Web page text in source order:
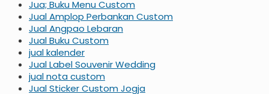
Jua; Buku Menu Custom
Jual Amplop Perbankan Custom
Jual Angpao Lebaran
Jual Buku Custom
jual kalender
Jual Label Souvenir Wedding
jual nota custom
Jual Sticker Custom Jogja